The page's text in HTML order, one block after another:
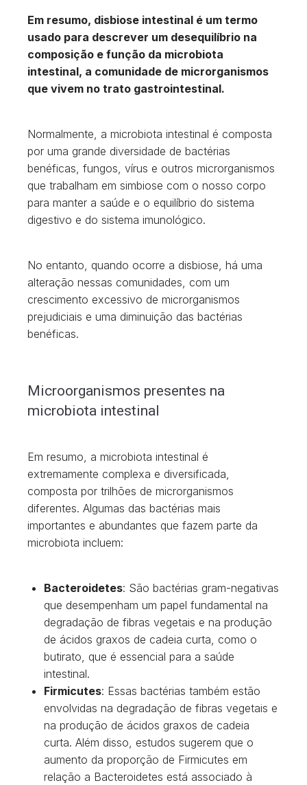
Em resumo, disbiose intestinal é um termo
usado para descrever um desequilíbrio na
composição e função da microbiota
intestinal, a comunidade de microrganismos
que vivem no trato gastrointestinal.
Normalmente, a microbiota intestinal é composta
por uma grande diversidade de bactérias
benéficas, fungos, vírus e outros microrganismos
que trabalham em simbiose com o nosso corpo
para manter a saúde e o equilíbrio do sistema
digestivo e do sistema imunológico.
No entanto, quando ocorre a disbiose, há uma
alteração nessas comunidades, com um
crescimento excessivo de microrganismos
prejudiciais e uma diminuição das bactérias
benéficas.
Microorganismos presentes na
microbiota intestinal
Em resumo, a microbiota intestinal é
extremamente complexa e diversificada,
composta por trilhões de microrganismos
diferentes. Algumas das bactérias mais
importantes e abundantes que fazem parte da
microbiota incluem:
Bacteroidetes: São bactérias gram-negativas
que desempenham um papel fundamental na
degradação de fibras vegetais e na produção
de ácidos graxos de cadeia curta, como o
butirato, que é essencial para a saúde
intestinal.
Firmicutes: Essas bactérias também estão
envolvidas na degradação de fibras vegetais e
na produção de ácidos graxos de cadeia
curta. Além disso, estudos sugerem que o
aumento da proporção de Firmicutes em
relação a Bacteroidetes está associado à